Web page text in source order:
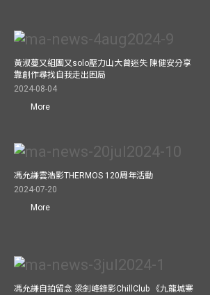
黃淑蔓又組團又solo壓力山大曾迷失 陳健安分享
靠創作尋找自我走出困局
2024-08-04
More
馮允謙雲浩影THERMOS 120周年活動
2024-07-20
More
馮允謙自拍留念 梁釗峰錄影ChillClub 《九龍城寨